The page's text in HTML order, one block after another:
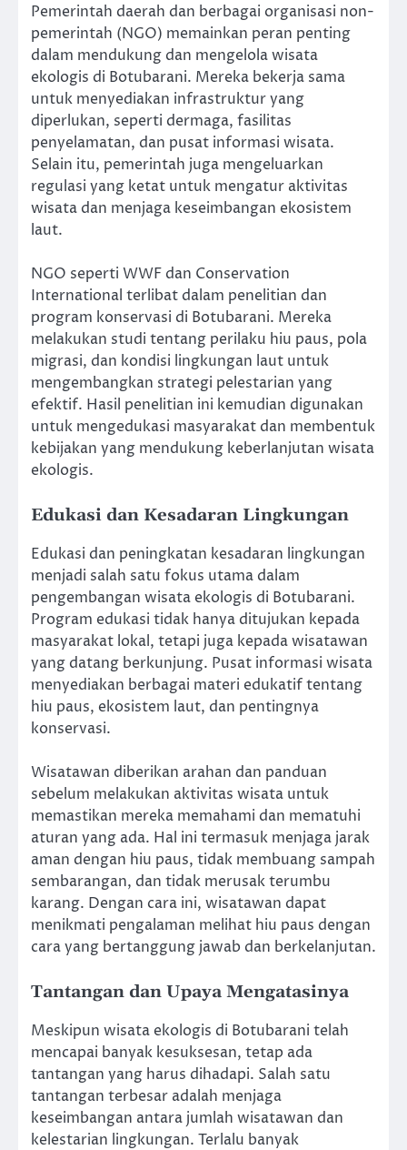
Pemerintah daerah dan berbagai organisasi non-
pemerintah (NGO) memainkan peran penting
dalam mendukung dan mengelola wisata
ekologis di Botubarani. Mereka bekerja sama
untuk menyediakan infrastruktur yang
diperlukan, seperti dermaga, fasilitas
penyelamatan, dan pusat informasi wisata.
Selain itu, pemerintah juga mengeluarkan
regulasi yang ketat untuk mengatur aktivitas
wisata dan menjaga keseimbangan ekosistem
laut.
NGO seperti WWF dan Conservation
International terlibat dalam penelitian dan
program konservasi di Botubarani. Mereka
melakukan studi tentang perilaku hiu paus, pola
migrasi, dan kondisi lingkungan laut untuk
mengembangkan strategi pelestarian yang
efektif. Hasil penelitian ini kemudian digunakan
untuk mengedukasi masyarakat dan membentuk
kebijakan yang mendukung keberlanjutan wisata
ekologis.
Edukasi dan Kesadaran Lingkungan
Edukasi dan peningkatan kesadaran lingkungan
menjadi salah satu fokus utama dalam
pengembangan wisata ekologis di Botubarani.
Program edukasi tidak hanya ditujukan kepada
masyarakat lokal, tetapi juga kepada wisatawan
yang datang berkunjung. Pusat informasi wisata
menyediakan berbagai materi edukatif tentang
hiu paus, ekosistem laut, dan pentingnya
konservasi.
Wisatawan diberikan arahan dan panduan
sebelum melakukan aktivitas wisata untuk
memastikan mereka memahami dan mematuhi
aturan yang ada. Hal ini termasuk menjaga jarak
aman dengan hiu paus, tidak membuang sampah
sembarangan, dan tidak merusak terumbu
karang. Dengan cara ini, wisatawan dapat
menikmati pengalaman melihat hiu paus dengan
cara yang bertanggung jawab dan berkelanjutan.
Tantangan dan Upaya Mengatasinya
Meskipun wisata ekologis di Botubarani telah
mencapai banyak kesuksesan, tetap ada
tantangan yang harus dihadapi. Salah satu
tantangan terbesar adalah menjaga
keseimbangan antara jumlah wisatawan dan
kelestarian lingkungan. Terlalu banyak